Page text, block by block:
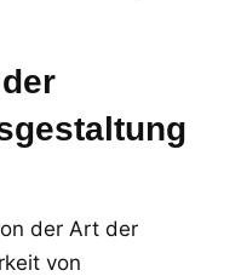
der Art der
von